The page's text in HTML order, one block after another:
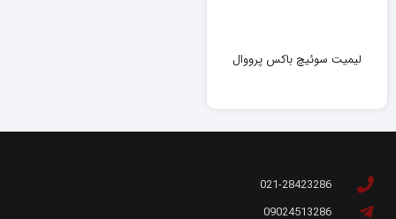
لیمیت سوئیچ باکس پرووال
021-28423286
09024513286